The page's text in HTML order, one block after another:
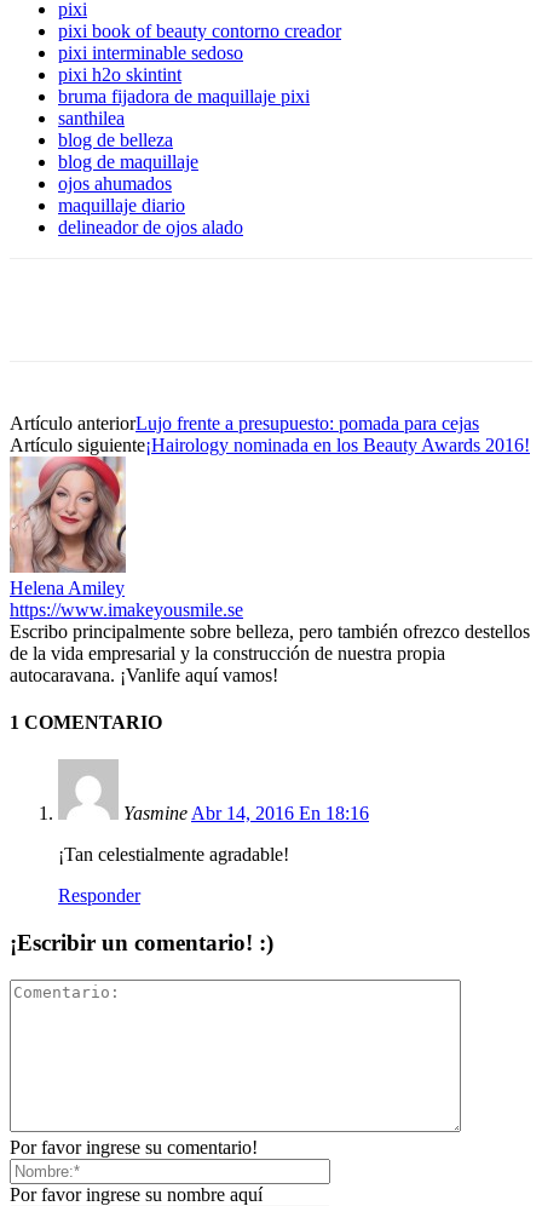
pixi
pixi book of beauty contorno creador
pixi interminable sedoso
pixi h2o skintint
bruma fijadora de maquillaje pixi
santhilea
blog de belleza
blog de maquillaje
ojos ahumados
maquillaje diario
delineador de ojos alado
Artículo anteriorLujo frente a presupuesto: pomada para cejas
Artículo siguiente¡Hairology nominada en los Beauty Awards 2016!
Helena Amiley
https://www.imakeyousmile.se
Escribo principalmente sobre belleza, pero también ofrezco destellos
de la vida empresarial y la construcción de nuestra propia
autocaravana. ¡Vanlife aquí vamos!
1 COMENTARIO
Yasmine Abr 14, 2016 En 18:16
¡Tan celestialmente agradable!
Responder
¡Escribir un comentario! :)
Por favor ingrese su comentario!
Por favor ingrese su nombre aquí